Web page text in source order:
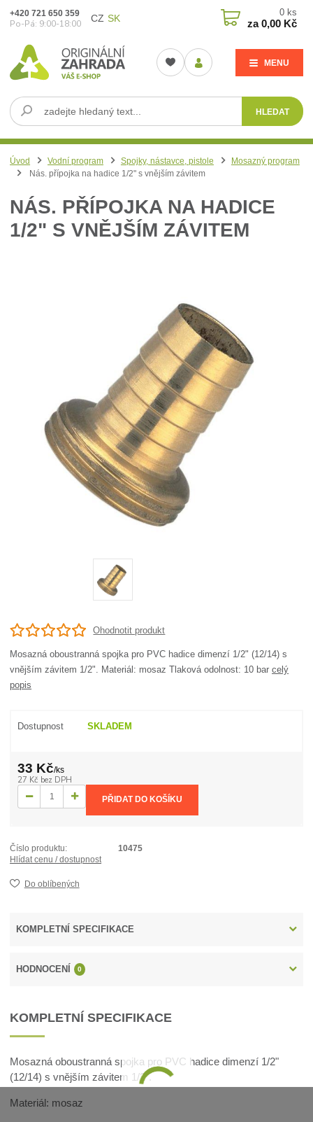
CZ SK
MENU
HLEDAT
+420 721 650 359
Po-Pá: 9:00-18:00
0 ks
za0,00 Kč
Úvod Vodní program Spojky, nástavce, pistole
Mosazný program
Nás. přípojka na hadice 1/2" s vnějším závitem
NÁS. PŘÍPOJKA NA HADICE
1/2" S VNĚJŠÍM ZÁVITEM
Ohodnotit produkt
Mosazná oboustranná spojka pro PVC hadice dimenzí 1/2" (12/14) s
vnějším závitem 1/2". Materiál: mosaz Tlaková odolnost: 10 barcelý
popis
Dostupnost SKLADEM
33 Kč/ks
27 Kč bez DPH
PŘIDAT DO KOŠÍKU
Číslo produktu:
10475
Hlídat cenu / dostupnost
Do oblíbených
KOMPLETNÍ SPECIFIKACE
HODNOCENÍ 0
KOMPLETNÍ SPECIFIKACE
Mosazná oboustranná spojka pro PVC hadice dimenzí 1/2"
(12/14) s vnějším závitem 1/2".
Materiál: mosaz